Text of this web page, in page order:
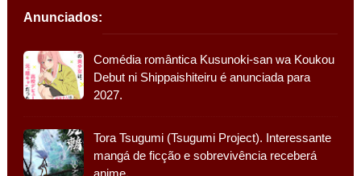
Anunciados:
Comédia romântica Kusunoki-san wa Koukou
Debut ni Shippaishiteiru é anunciada para
2027.
Tora Tsugumi (Tsugumi Project). Interessante
mangá de ficção e sobrevivência receberá